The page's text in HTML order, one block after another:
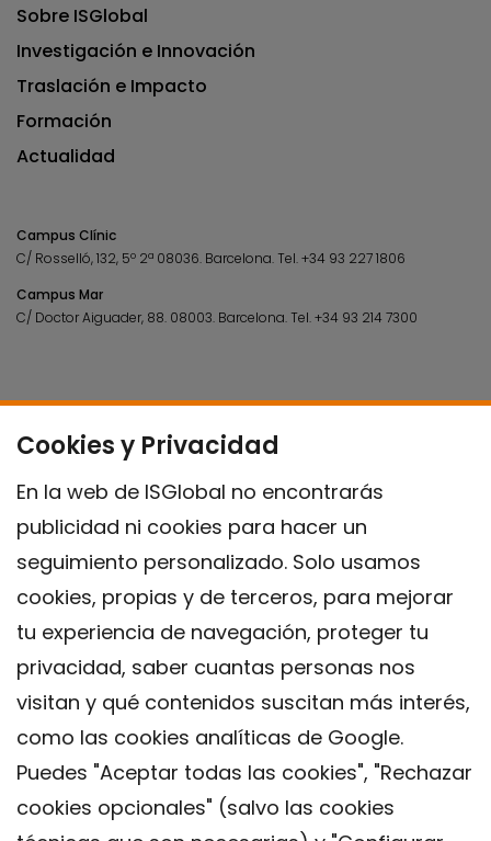
Cookies y Privacidad
En la web de ISGlobal no encontrarás
publicidad ni cookies para hacer un
seguimiento personalizado. Solo usamos
cookies, propias y de terceros, para mejorar
tu experiencia de navegación, proteger tu
privacidad, saber cuantas personas nos
visitan y qué contenidos suscitan más interés,
como las cookies analíticas de Google.
Puedes "Aceptar todas las cookies", "Rechazar
cookies opcionales" (salvo las cookies
Sobre ISGlobal
Investigación e Innovación
Traslación e Impacto
Formación
Actualidad
Campus Clínic
C/ Rosselló, 132, 5º 2ª 08036. Barcelona.Tel.+34 93 227 1806
Campus Mar
C/ Doctor Aiguader, 88. 08003. Barcelona.Tel.+34 93 214 7300